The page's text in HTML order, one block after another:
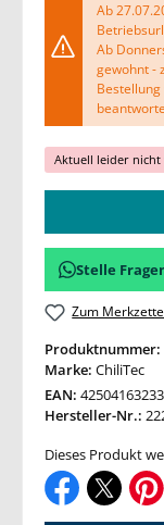
Ab
Ab
gewohnt -
Aktuell leider
Stelle
Zum
Produktnummer:
Marke: ChiliTec
EAN:
Hersteller-Nr.:
Dieses Produkt